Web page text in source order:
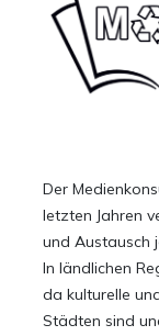
Der
letzten Jahren
und Austausch
In ländlichen
da kulturelle
Städten sind